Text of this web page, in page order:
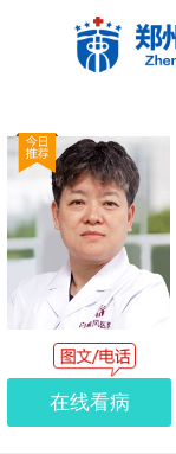
在线看病